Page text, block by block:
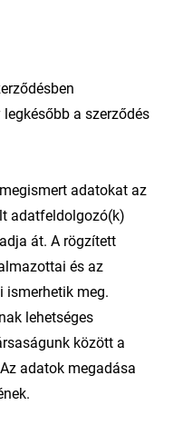
a szerződés
adatokat az
adatfeldolgozó(k)
át. A rögzített
és az
ismerhetik meg.
lehetséges
között a
adatok megadása